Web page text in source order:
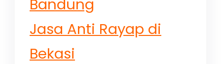
Jasa Anti Rayap di
Bekasi